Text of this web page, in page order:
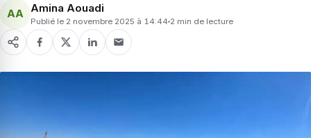
AA Amina Aouadi
Publié le 2 novembre 2025 à 14:44 2 min de lecture